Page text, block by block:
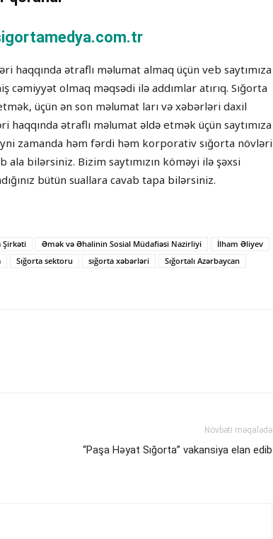
haqqında ətraflı məlumat almaq üçün veb saytımıza
olmaq məqsədi ilə addımlar atırıq. Sığorta
üçün ən son məlumat ları və xəbərləri daxil
ətraflı məlumat əldə etmək üçün saytımıza
zamanda həm fərdi həm korporativ sığorta növləri
ala bilərsiniz. Bizim saytımızın köməyi ilə şəxsi
bütün suallara cavab tapa bilərsiniz.
Şirkəti Əmək və Əhalinin Sosial Müdafiəsi Nazirliyi
İlham Əliyev
Sığorta sektoru sığorta xəbərləri
Sığortalı Azərbaycan
Növbəti məqalədə
“Paşa Həyat Sığorta” vakansiya elan edib